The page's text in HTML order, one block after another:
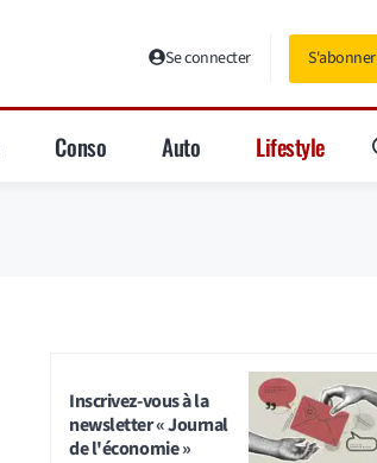
Se connecter S'abonner
Conso Auto Lifestyle
Inscrivez-vous à la
newsletter « Journal
de l'économie »